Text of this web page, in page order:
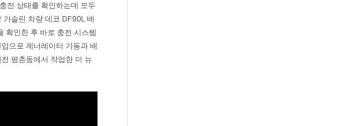
전 상태를 확인하는데 모두
솔린 차량 데코 DF90L 배
확인한 후 바로 충전 시스템
으로 제너레이터 가동과 배
평촌동에서 작업한 더 뉴